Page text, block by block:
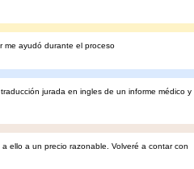
me ayudó durante el proceso
jurada en ingles de un informe médico y
ello a un precio razonable. Volveré a contar con